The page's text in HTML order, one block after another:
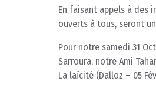
En faisant appels à des
ouverts à tous, seront
Pour notre samedi 31
Sarroura, notre Ami
La laïcité (Dalloz – 05